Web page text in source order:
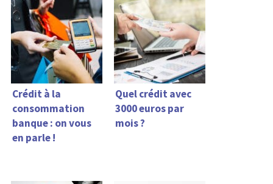
Crédit à la
consommation
banque : on vous
en parle !
Quel crédit avec
3000 euros par
mois ?